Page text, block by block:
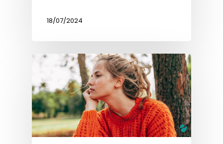
18/07/2024